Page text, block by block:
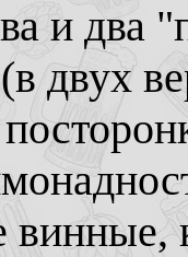
и два
двух